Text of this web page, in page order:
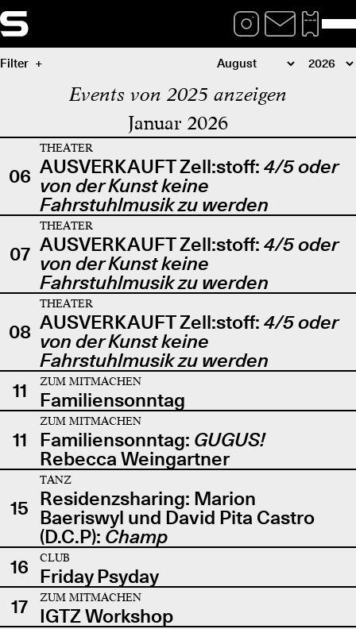
Filter
Events von 2025 anzeigen
Januar 2026
06
THEATER
AUSVERKAUFT Zell:stoff: 4/5 oder
von der Kunst keine
Fahrstuhlmusik zu werden
07
THEATER
AUSVERKAUFT Zell:stoff: 4/5 oder
von der Kunst keine
Fahrstuhlmusik zu werden
08
THEATER
AUSVERKAUFT Zell:stoff: 4/5 oder
von der Kunst keine
Fahrstuhlmusik zu werden
11
ZUM MITMACHEN
Familiensonntag
11
ZUM MITMACHEN
Familiensonntag: GUGUS!
Rebecca Weingartner
15
TANZ
Residenzsharing: Marion
Baeriswyl und David Pita Castro
(D.C.P): Champ
16
CLUB
Friday Psyday
17
ZUM MITMACHEN
IGTZ Workshop